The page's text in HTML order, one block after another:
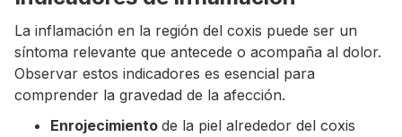
La inflamación en la región del coxis puede ser un
síntoma relevante que antecede o acompaña al dolor.
Observar estos indicadores es esencial para
comprender la gravedad de la afección.
Enrojecimiento de la piel alrededor del coxis